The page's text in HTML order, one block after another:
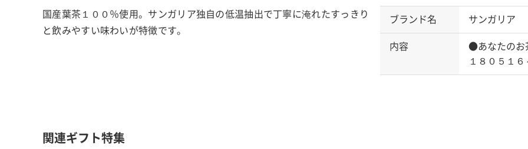
国産葉茶１００％使用。サンガリア独自の低温抽出で丁寧に淹れたすっきり
と飲みやすい味わいが特徴です。
ブランド名 サンガリア
内容
●あなたのお
１８０５１
関連ギフト特集